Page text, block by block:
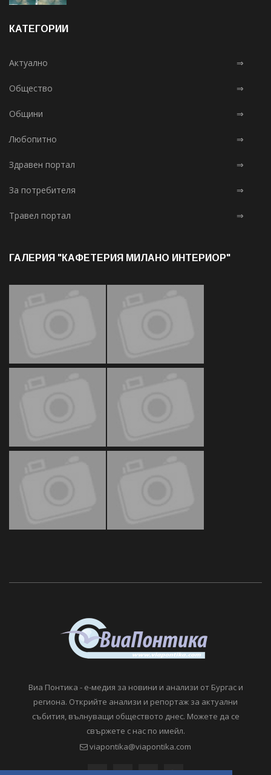
КАТЕГОРИИ
Актуално ⇒
Общество ⇒
Общини ⇒
Любопитно ⇒
Здравен портал ⇒
За потребителя ⇒
Травел портал ⇒
ГАЛЕРИЯ "КАФЕТЕРИЯ МИЛАНО ИНТЕРИОР"
Виа Понтика - е-медия за новини и анализи от Бургас и
региона. Открийте анализи и репортаж за актуални
събития, вълнуващи обществото днес. Можете да се
свържете с нас по имейл.
viapontika@viapontika.com